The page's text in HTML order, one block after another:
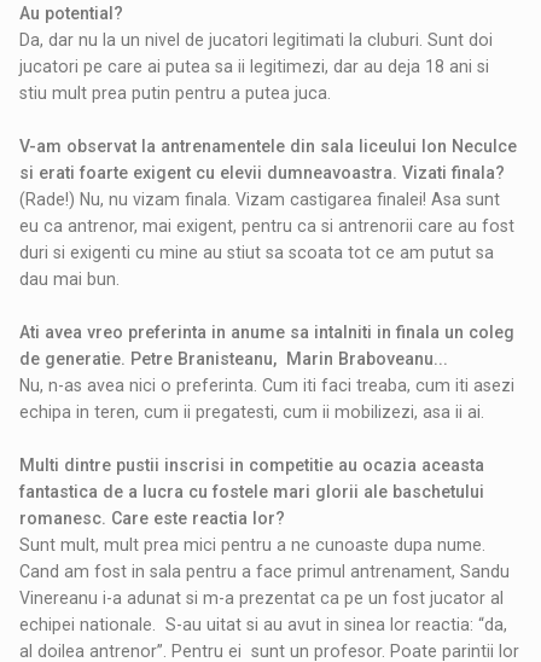
Au potential?
Da, dar nu la un nivel de jucatori legitimati la cluburi. Sunt doi
jucatori pe care ai putea sa ii legitimezi, dar au deja 18 ani si
stiu mult prea putin pentru a putea juca.
V-am observat la antrenamentele din sala liceului Ion Neculce
si erati foarte exigent cu elevii dumneavoastra. Vizati finala?
(Rade!) Nu, nu vizam finala. Vizam castigarea finalei! Asa sunt
eu ca antrenor, mai exigent, pentru ca si antrenorii care au fost
duri si exigenti cu mine au stiut sa scoata tot ce am putut sa
dau mai bun.
Ati avea vreo preferinta in anume sa intalniti in finala un coleg
de generatie. Petre Branisteanu, Marin Braboveanu...
Nu, n-as avea nici o preferinta. Cum iti faci treaba, cum iti asezi
echipa in teren, cum ii pregatesti, cum ii mobilizezi, asa ii ai.
Multi dintre pustii inscrisi in competitie au ocazia aceasta
fantastica de a lucra cu fostele mari glorii ale baschetului
romanesc. Care este reactia lor?
Sunt mult, mult prea mici pentru a ne cunoaste dupa nume.
Cand am fost in sala pentru a face primul antrenament, Sandu
Vinereanu i-a adunat si m-a prezentat ca pe un fost jucator al
echipei nationale. S-au uitat si au avut in sinea lor reactia: “da,
al doilea antrenor”. Pentru ei sunt un profesor. Poate parintii lor